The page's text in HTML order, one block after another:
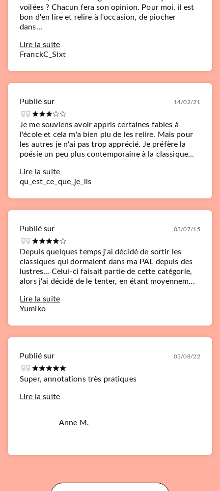
voilées ? Chacun fera son opinion. Pour moi, il est
bon d'en lire et relire à l'occasion, de piocher
dans...
Lire la suite
FranckC_Sixt
Publié sur 14/02/21
Je me souviens avoir appris certaines fables à
l'école et cela m'a bien plu de les relire. Mais pour
les autres je n'ai pas trop apprécié. Je préfère la
poésie un peu plus contemporaine à la classique...
Lire la suite
qu_est_ce_que_je_lis
Publié sur 03/07/15
Depuis quelques temps j'ai décidé de sortir les
classiques qui dormaient dans ma PAL depuis des
lustres... Celui-ci faisait partie de cette catégorie,
alors j'ai décidé de le tenter, en étant moyennem...
Lire la suite
Yumiko
Publié sur 03/08/22
Super, annotations très pratiques
Lire la suite
Anne M.